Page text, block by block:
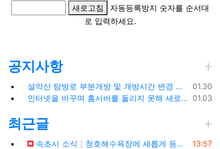
새로고침
자동등록방지 숫자를 순서대
로 입력하세요.
공지사항
등록일
01.30
설악산 탐방로 부분개방 및 개방시간 변경 안내(1.26.(금), 04:00 기준)
등록일
01.03
인터넷을 바꾸며 홈서버를 돌리지 못해 새로 시작합니다.
최근글
등록일
13:57
속초시 소식
청호해수욕장에 새롭게 등장한 아름다운 조형물! ✨